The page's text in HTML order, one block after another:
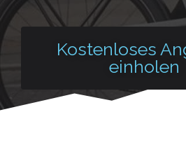
Kostenloses
einholen